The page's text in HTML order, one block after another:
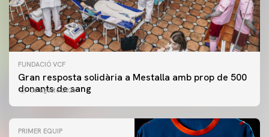
FUNDACIÓ VCF
Gran resposta solidària a Mestalla amb prop de 500
donants de sang
06 agosto 2026
PRIMER EQUIP